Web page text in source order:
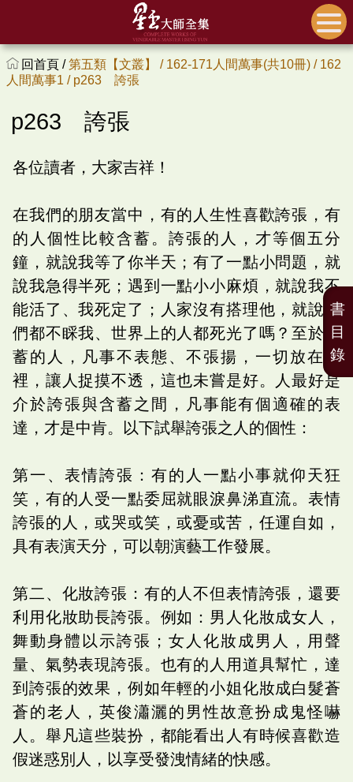
回首頁 /第五類【文叢】 / 162-171人間萬事(共10冊) / 162
人間萬事1 / p263 誇張
p263 誇張
各位讀者，大家吉祥！
在我們的朋友當中，有的人生性喜歡誇張，有
的人個性比較含蓄。誇張的人，才等個五分
鐘，就說我等了你半天；有了一點小問題，就
說我急得半死；遇到一點小小麻煩，就說我不
能活了、我死定了；人家沒有搭理他，就說你
們都不睬我、世界上的人都死光了嗎？至於含
蓄的人，凡事不表態、不張揚，一切放在心
裡，讓人捉摸不透，這也未嘗是好。人最好是
介於誇張與含蓄之間，凡事能有個適確的表
達，才是中肯。以下試舉誇張之人的個性：
第一、表情誇張：有的人一點小事就仰天狂
笑，有的人受一點委屈就眼淚鼻涕直流。表情
誇張的人，或哭或笑，或憂或苦，任運自如，
具有表演天分，可以朝演藝工作發展。
第二、化妝誇張：有的人不但表情誇張，還要
利用化妝助長誇張。例如：男人化妝成女人，
舞動身體以示誇張；女人化妝成男人，用聲
量、氣勢表現誇張。也有的人用道具幫忙，達
到誇張的效果，例如年輕的小姐化妝成白髮蒼
蒼的老人，英俊瀟灑的男性故意扮成鬼怪嚇
人。舉凡這些裝扮，都能看出人有時候喜歡造
假迷惑別人，以享受發洩情緒的快感。
書
目
錄